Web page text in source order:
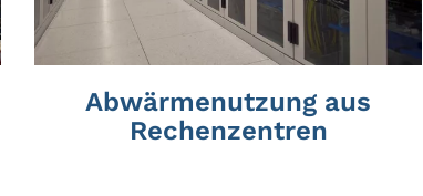
Abwärmenutzung aus
Rechenzentren